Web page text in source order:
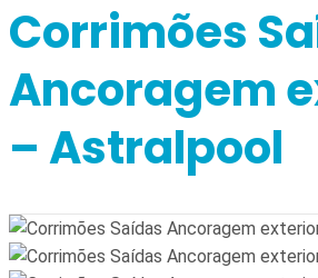
Corrimões
Ancoragem
– Astralpool